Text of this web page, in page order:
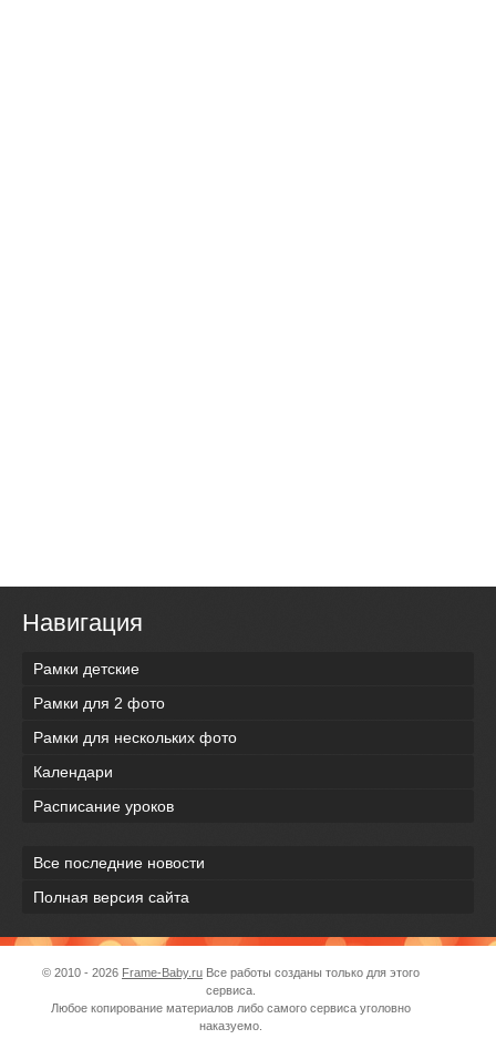
Навигация
Рамки детские
Рамки для 2 фото
Рамки для нескольких фото
Календари
Расписание уроков
Все последние новости
Полная версия сайта
© 2010 - 2026 Frame-Baby.ru Все работы созданы только для этого
сервиса.
Любое копирование материалов либо самого сервиса уголовно
наказуемо.